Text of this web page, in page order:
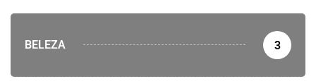
BELEZA 3